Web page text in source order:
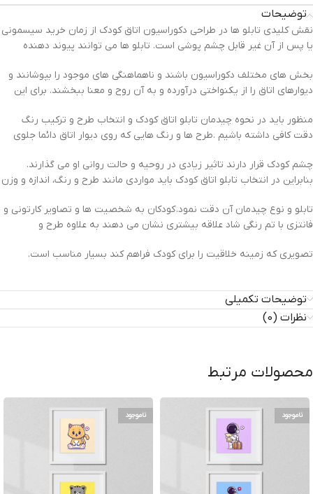
توضیحات
نقش کلیدی تابلو ها در طراحی دکوراسیون اتاق کودک از زمان خرید سیسمونی
یا پس از آن غیر قابل چشم پوشی است. تابلو ها می توانند پیوند دهنده
بخش های مختلف دکوراسیون باشند و ناهماهنگی های موجود را بپوشانند و
دیوارهای اتاق را از یکنواختی درآورده و به آن روح و معنا ببخشند. برای این
منظور باید در نحوه چیدمان تابلو اتاق کودک و انتخاب طرح و ترکیب رنگ
دقت کافی داشته باشیم .طرح ها و رنگ هایی که روی دیوار اتاق دائما جلوی
چشم کودک قرار دارند تاثیر زیادی در روحیه و حالت روانی او می گذارند.
بنابراین در انتخاب تابلو اتاق کودک باید مواردی مانند طرح و رنگ، اندازه و وزن
تابلو و نوع چیدمان آن دقت نمود. کودکان به شخصیت ها و تصاویر کارتونی و
فانتزی با تم رنگی شاد علاقه بیشتری نشان می دهند به علاوه طرح و
تصویری که زمینه خلاقیت را برای کودک فراهم کند بسیار مناسب است.
توضیحات تکمیلی
نظرات (0)
محصولات مرتبط
ناموجود ناموجود